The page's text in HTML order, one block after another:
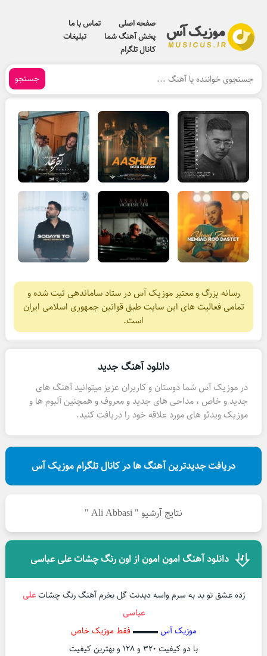
صفحه اصلی
تماس با ما
پخش آهنگ شما
تبلیغات
کانال تلگرام
جستجو
رسانه بزرگ و معتبر موزیک آس در ستاد ساماندهی ثبت شده و
تمامی فعالیت های این سایت طبق قوانین جمهوری اسلامی ایران
است.
دانلود آهنگ جدید
در موزیک آس شما دوستان و کاربران عزیز میتوانید آهنگ های
جدید و خاص ، مداحی های جدید و معروف و همچنین آلبوم ها و
موزیک ویدئو های مورد علاقه خود را دریافت کنید.
دریافت جدیدترین آهنگ ها در کانال تلگرام موزیک آس
نتایج آرشیو " Ali Abbasi "
دانلود آهنگ امون امون از اون رنگ چشات علی عباسی
زده عشق تو بد به سرم واسه دیدنت گل بخرم آهنگ رنگ چشاتعلی
عباسی
موزیک آس▬▬▬ فقط موزیک خاص
با دو کیفیت ۳۲۰ و ۱۲۸ و بهترین کیفیت